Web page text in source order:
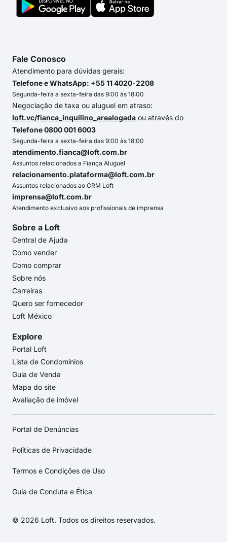
Fale Conosco
Atendimento para dúvidas gerais:
Telefone e WhatsApp: +55 11 4020-2208
Segunda-feira a sexta-feira das 9:00 às 18:00
Negociação de taxa ou aluguel em atraso:
loft.vc/fianca_inquilino_arealogada ou através do
Telefone 0800 001 6003
Segunda-feira a sexta-feira das 9:00 às 18:00
atendimento.fianca@loft.com.br
Assuntos relacionados a Fiança Aluguel
relacionamento.plataforma@loft.com.br
Assuntos relacionados ao CRM Loft
imprensa@loft.com.br
Atendimento exclusivo aos profissionais de imprensa
Sobre a Loft
Central de Ajuda
Como vender
Como comprar
Sobre nós
Carreiras
Quero ser fornecedor
Loft México
Explore
Portal Loft
Lista de Condomínios
Guia de Venda
Mapa do site
Avaliação de imóvel
Portal de Denúncias
Políticas de Privacidade
Termos e Condições de Uso
Guia de Conduta e Ética
© 2026 Loft. Todos os direitos reservados.